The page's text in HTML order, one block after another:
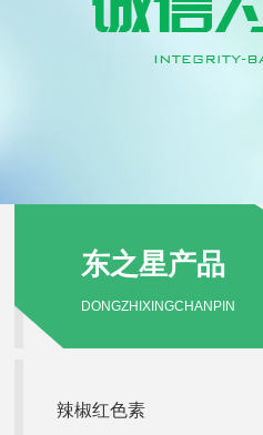
东之星产品
DONGZHIXINGCHANPIN
辣椒红色素